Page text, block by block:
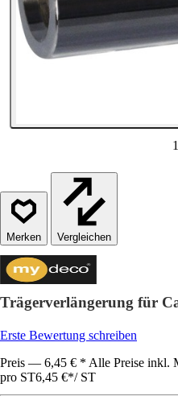
1
Vergleichen
Trägerverlängerung für
Erste Bewertung schreiben
Preis — 6,45 € * Alle Preise inkl.
pro ST6,45 €*/ ST